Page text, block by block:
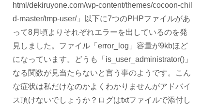
html/dekiruyone.com/wp-content/themes/cocoon-chil
d-master/tmp-user/」以下に7つのPHPファイルがあ
って8月頃よりそれぞれエラーを出しているのを発
見しました。ファイル「error_log」容量が9kbほど
になっています。どうも「is_user_administrator()」
なる関数が見当たらないと言う事のようです。こん
な症状は私だけなのかよくわかりませんがアドバイ
ス頂けないでしょうか？ログはtxtファイルで添付し